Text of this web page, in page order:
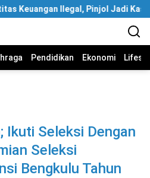
Keuangan Ilegal, Pinjol Jadi Kasus
Pendidikan Ekonomi
Ikuti Seleksi Dengan
Seleksi
Bengkulu Tahun